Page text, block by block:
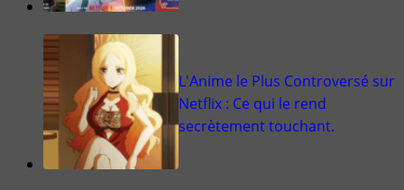
L'Anime le Plus Controversé sur
Netflix : Ce qui le rend
secrètement touchant.